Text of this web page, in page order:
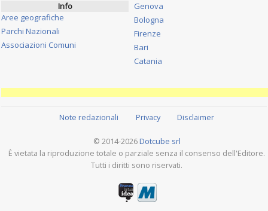
Info
Aree geografiche
Parchi Nazionali
Associazioni Comuni
Genova
Bologna
Firenze
Bari
Catania
Note redazionali Privacy Disclaimer
© 2014-2026 Dotcube srl
È vietata la riproduzione totale o parziale senza il consenso dell'Editore.
Tutti i diritti sono riservati.